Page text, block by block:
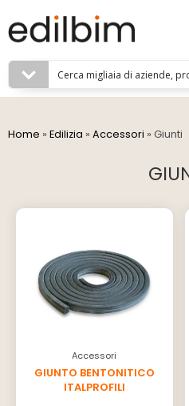
Home » Edilizia » Accessori » Giunti
Accessori
GIUNTO BENTONITICO
ITALPROFILI